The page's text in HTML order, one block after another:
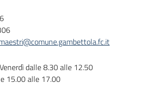
dalle 8.30 alle 12.50
15.00 alle 17.00